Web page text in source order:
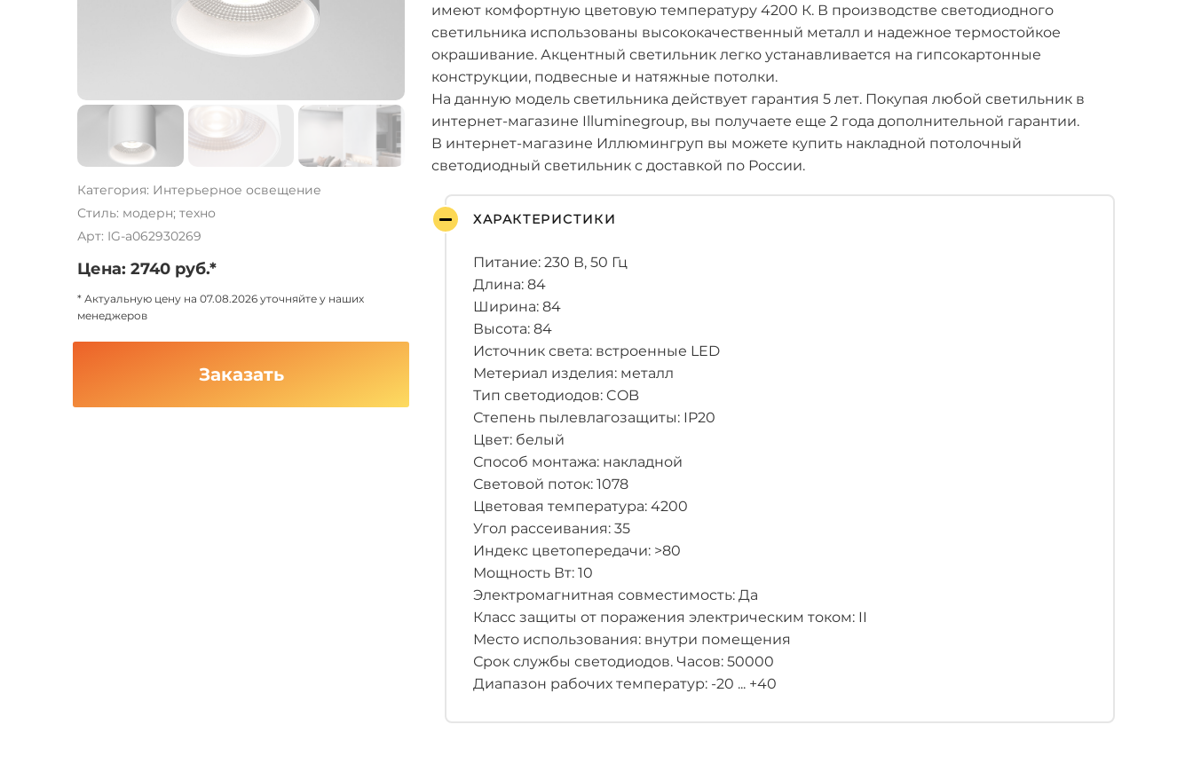
Категория: Интерьерное освещение
Стиль: модерн; техно
Арт: IG-a062930269
Цена: 2740 руб.*
* Актуальную цену на 07.08.2026 уточняйте у наших
менеджеров
Заказать
имеют комфортную цветовую температуру 4200 К. В производстве светодиодного
светильника использованы высококачественный металл и надежное термостойкое
окрашивание. Акцентный светильник легко устанавливается на гипсокартонные
конструкции, подвесные и натяжные потолки.
На данную модель светильника действует гарантия 5 лет. Покупая любой светильник в
интернет-магазине Illuminegroup, вы получаете еще 2 года дополнительной гарантии.
В интернет-магазине Иллюмингруп вы можете купить накладной потолочный
светодиодный светильник с доставкой по России.
ХАРАКТЕРИСТИКИ
Питание: 230 В, 50 Гц
Длина: 84
Ширина: 84
Высота: 84
Источник света: встроенные LED
Метериал изделия: металл
Тип светодиодов: COB
Степень пылевлагозащиты: IP20
Цвет: белый
Способ монтажа: накладной
Световой поток: 1078
Цветовая температура: 4200
Угол рассеивания: 35
Индекс цветопередачи: >80
Мощность Вт: 10
Электромагнитная совместимость: Да
Класс защиты от поражения электрическим током: II
Место использования: внутри помещения
Срок службы светодиодов. Часов: 50000
Диапазон рабочих температур: -20 ... +40